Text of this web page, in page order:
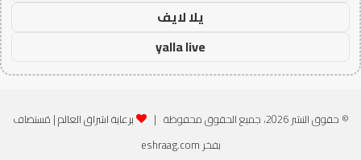
يلا لايف
yalla live
© حقوق النشر 2026، جميع الحقوق محفوظة | برعاية اشراق العالم| مُستضاف
بفخر eshraag.com